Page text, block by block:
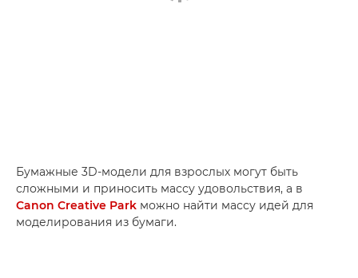
Бумажные 3D-модели для взрослых могут быть
сложными и приносить массу удовольствия, а в
Canon Creative Park можно найти массу идей для
моделирования из бумаги.